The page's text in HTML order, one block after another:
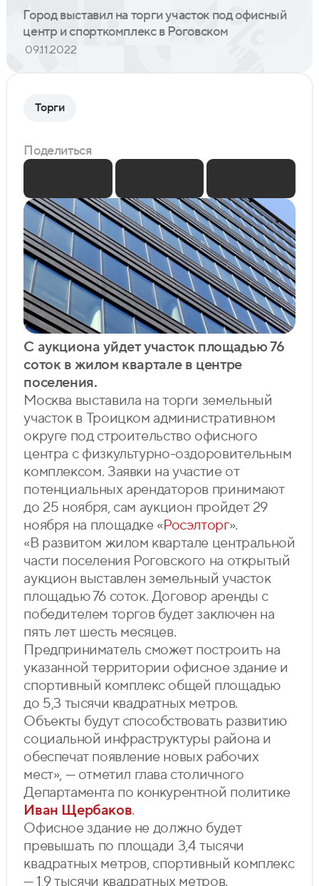
Город выставил на торги участок под офисный
центр и спорткомплекс в Роговском
09.11.2022
С аукциона уйдет участок площадью 76
соток в жилом квартале в центре
поселения.
Москва выставила на торги земельный
участок в Троицком административном
округе под строительство офисного
центра с физкультурно-оздоровительным
комплексом. Заявки на участие от
потенциальных арендаторов принимают
до 25 ноября, сам аукцион пройдет 29
ноября на площадке «Росэлторг».
«В развитом жилом квартале центральной
части поселения Роговского на открытый
аукцион выставлен земельный участок
площадью 76 соток. Договор аренды с
победителем торгов будет заключен на
пять лет шесть месяцев.
Предприниматель сможет построить на
указанной территории офисное здание и
спортивный комплекс общей площадью
до 5,3 тысячи квадратных метров.
Объекты будут способствовать развитию
социальной инфраструктуры района и
обеспечат появление новых рабочих
мест», — отметил глава столичного
Департамента по конкурентной политике
Иван Щербаков.
Офисное здание не должно будет
превышать по площади 3,4 тысячи
квадратных метров, спортивный комплекс
— 1,9 тысячи квадратных метров.
Торги
Поделиться